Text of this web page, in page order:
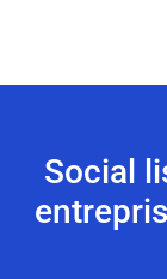
Social